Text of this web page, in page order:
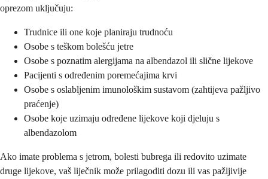
oprezom uključuju:
Trudnice ili one koje planiraju trudnoću
Osobe s teškom bolešću jetre
Osobe s poznatim alergijama na albendazol ili slične lijekove
Pacijenti s određenim poremećajima krvi
Osobe s oslabljenim imunološkim sustavom (zahtijeva pažljivo
praćenje)
Osobe koje uzimaju određene lijekove koji djeluju s
albendazolom
Ako imate problema s jetrom, bolesti bubrega ili redovito uzimate
druge lijekove, vaš liječnik može prilagoditi dozu ili vas pažljivije